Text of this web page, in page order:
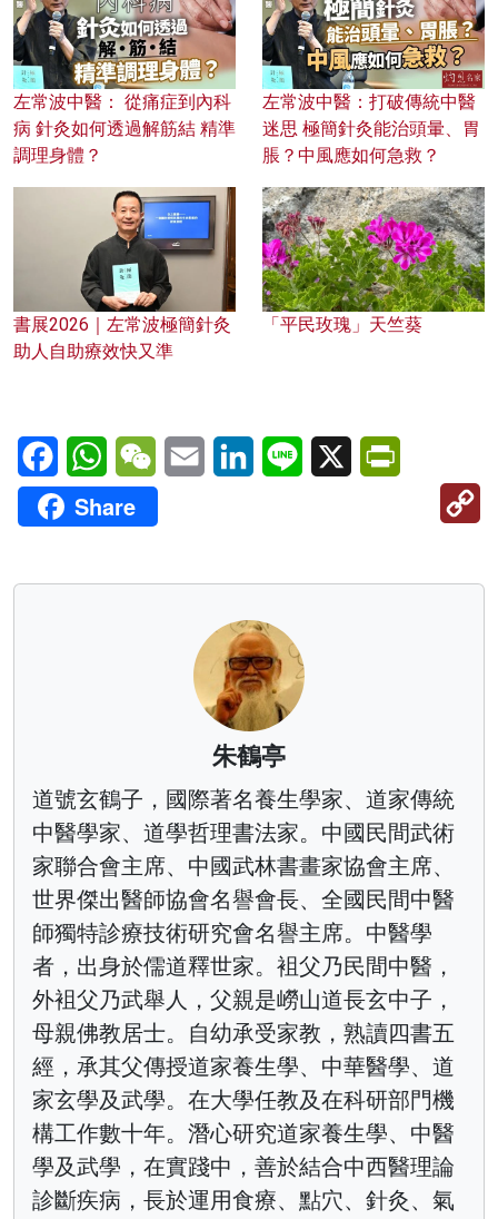
左常波中醫： 從痛症到內科
病 針灸如何透過解筋結 精準
調理身體？
左常波中醫：打破傳統中醫
迷思 極簡針灸能治頭暈、胃
脹？中風應如何急救？
書展2026｜左常波極簡針灸
助人自助療效快又準
「平民玫瑰」天竺葵
FacebookWhatsAppWeChatEmail LinkedInLine X
Share
朱鶴亭
道號玄鶴子，國際著名養生學家、道家傳統
中醫學家、道學哲理書法家。中國民間武術
家聯合會主席、中國武林書畫家協會主席、
世界傑出醫師協會名譽會長、全國民間中醫
師獨特診療技術研究會名譽主席。中醫學
者，出身於儒道釋世家。袓父乃民間中醫，
外袓父乃武舉人，父親是嶗山道長玄中子，
母親佛教居士。自幼承受家教，熟讀四書五
經，承其父傳授道家養生學、中華醫學、道
家玄學及武學。在大學任教及在科研部門機
構工作數十年。潛心研究道家養生學、中醫
學及武學，在實踐中，善於結合中西醫理論
診斷疾病，長於運用食療、點穴、針灸、氣